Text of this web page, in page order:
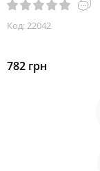
Код: 22042
782 грн